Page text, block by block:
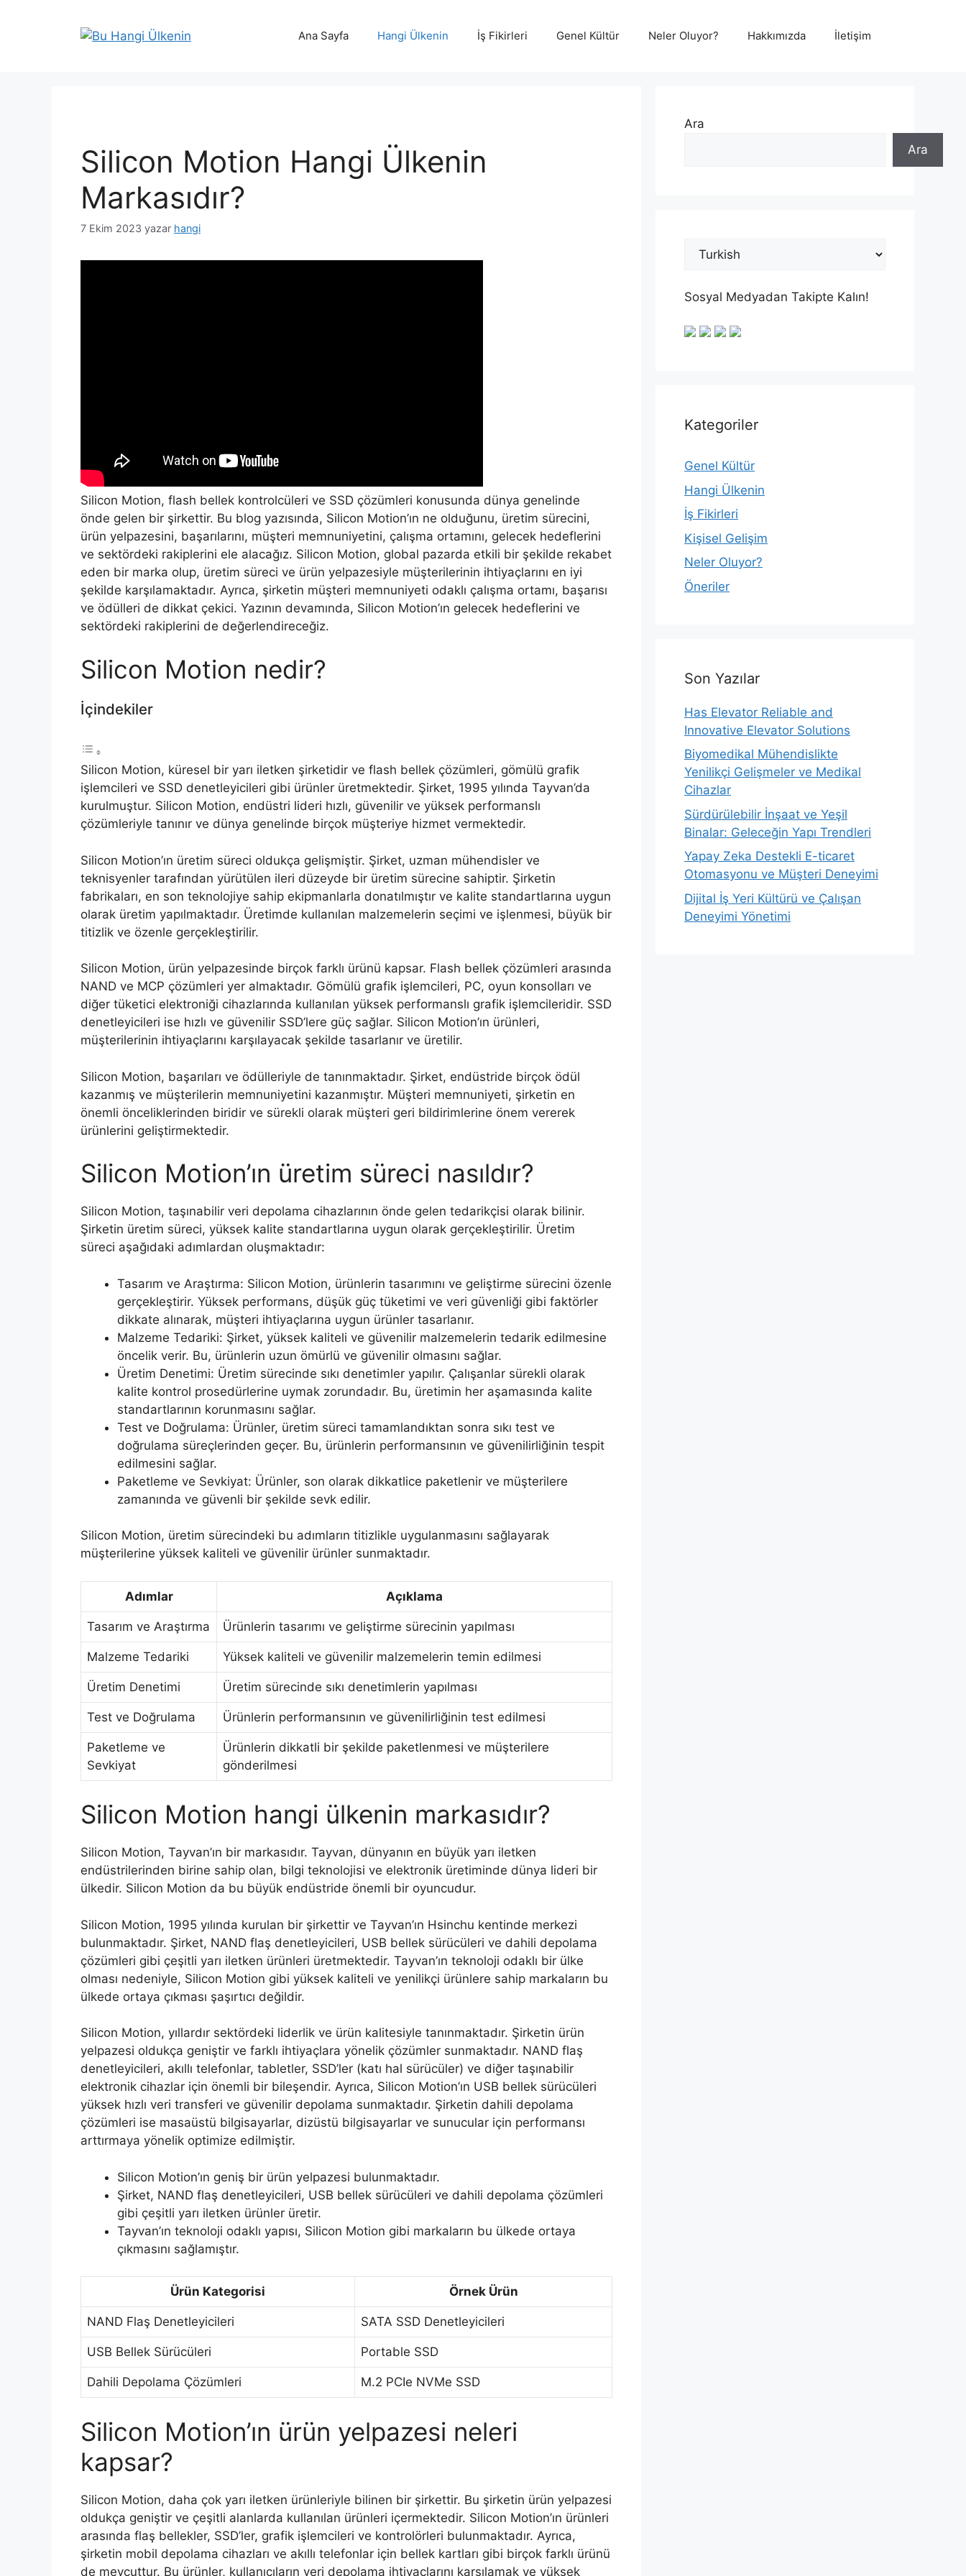
Ana Sayfa Hangi Ülkenin İş Fikirleri Genel Kültür Neler Oluyor? Hakkımızda İletişim
Silicon Motion Hangi Ülkenin
Markasıdır?
7 Ekim 2023 yazar hangi
Silicon Motion, flash bellek kontrolcüleri ve SSD çözümleri konusunda dünya genelinde
önde gelen bir şirkettir. Bu blog yazısında, Silicon Motion’ın ne olduğunu, üretim sürecini,
ürün yelpazesini, başarılarını, müşteri memnuniyetini, çalışma ortamını, gelecek hedeflerini
ve sektördeki rakiplerini ele alacağız. Silicon Motion, global pazarda etkili bir şekilde rekabet
eden bir marka olup, üretim süreci ve ürün yelpazesiyle müşterilerinin ihtiyaçlarını en iyi
şekilde karşılamaktadır. Ayrıca, şirketin müşteri memnuniyeti odaklı çalışma ortamı, başarısı
ve ödülleri de dikkat çekici. Yazının devamında, Silicon Motion’ın gelecek hedeflerini ve
sektördeki rakiplerini de değerlendireceğiz.
Silicon Motion nedir?
İçindekiler
Silicon Motion, küresel bir yarı iletken şirketidir ve flash bellek çözümleri, gömülü grafik
işlemcileri ve SSD denetleyicileri gibi ürünler üretmektedir. Şirket, 1995 yılında Tayvan’da
kurulmuştur. Silicon Motion, endüstri lideri hızlı, güvenilir ve yüksek performanslı
çözümleriyle tanınır ve dünya genelinde birçok müşteriye hizmet vermektedir.
Silicon Motion’ın üretim süreci oldukça gelişmiştir. Şirket, uzman mühendisler ve
teknisyenler tarafından yürütülen ileri düzeyde bir üretim sürecine sahiptir. Şirketin
fabrikaları, en son teknolojiye sahip ekipmanlarla donatılmıştır ve kalite standartlarına uygun
olarak üretim yapılmaktadır. Üretimde kullanılan malzemelerin seçimi ve işlenmesi, büyük bir
titizlik ve özenle gerçekleştirilir.
Silicon Motion, ürün yelpazesinde birçok farklı ürünü kapsar. Flash bellek çözümleri arasında
NAND ve MCP çözümleri yer almaktadır. Gömülü grafik işlemcileri, PC, oyun konsolları ve
diğer tüketici elektroniği cihazlarında kullanılan yüksek performanslı grafik işlemcileridir. SSD
denetleyicileri ise hızlı ve güvenilir SSD’lere güç sağlar. Silicon Motion’ın ürünleri,
müşterilerinin ihtiyaçlarını karşılayacak şekilde tasarlanır ve üretilir.
Silicon Motion, başarıları ve ödülleriyle de tanınmaktadır. Şirket, endüstride birçok ödül
kazanmış ve müşterilerin memnuniyetini kazanmıştır. Müşteri memnuniyeti, şirketin en
önemli önceliklerinden biridir ve sürekli olarak müşteri geri bildirimlerine önem vererek
ürünlerini geliştirmektedir.
Silicon Motion’ın üretim süreci nasıldır?
Silicon Motion, taşınabilir veri depolama cihazlarının önde gelen tedarikçisi olarak bilinir.
Şirketin üretim süreci, yüksek kalite standartlarına uygun olarak gerçekleştirilir. Üretim
süreci aşağıdaki adımlardan oluşmaktadır:
Tasarım ve Araştırma: Silicon Motion, ürünlerin tasarımını ve geliştirme sürecini özenle
gerçekleştirir. Yüksek performans, düşük güç tüketimi ve veri güvenliği gibi faktörler
dikkate alınarak, müşteri ihtiyaçlarına uygun ürünler tasarlanır.
Malzeme Tedariki: Şirket, yüksek kaliteli ve güvenilir malzemelerin tedarik edilmesine
öncelik verir. Bu, ürünlerin uzun ömürlü ve güvenilir olmasını sağlar.
Üretim Denetimi: Üretim sürecinde sıkı denetimler yapılır. Çalışanlar sürekli olarak
kalite kontrol prosedürlerine uymak zorundadır. Bu, üretimin her aşamasında kalite
standartlarının korunmasını sağlar.
Test ve Doğrulama: Ürünler, üretim süreci tamamlandıktan sonra sıkı test ve
doğrulama süreçlerinden geçer. Bu, ürünlerin performansının ve güvenilirliğinin tespit
edilmesini sağlar.
Paketleme ve Sevkiyat: Ürünler, son olarak dikkatlice paketlenir ve müşterilere
zamanında ve güvenli bir şekilde sevk edilir.
Silicon Motion, üretim sürecindeki bu adımların titizlikle uygulanmasını sağlayarak
müşterilerine yüksek kaliteli ve güvenilir ürünler sunmaktadır.
Adımlar Açıklama
Tasarım ve Araştırma Ürünlerin tasarımı ve geliştirme sürecinin yapılması
Malzeme Tedariki Yüksek kaliteli ve güvenilir malzemelerin temin edilmesi
Üretim Denetimi Üretim sürecinde sıkı denetimlerin yapılması
Test ve Doğrulama Ürünlerin performansının ve güvenilirliğinin test edilmesi
Paketleme ve
Sevkiyat
Ürünlerin dikkatli bir şekilde paketlenmesi ve müşterilere
gönderilmesi
Silicon Motion hangi ülkenin markasıdır?
Silicon Motion, Tayvan’ın bir markasıdır. Tayvan, dünyanın en büyük yarı iletken
endüstrilerinden birine sahip olan, bilgi teknolojisi ve elektronik üretiminde dünya lideri bir
ülkedir. Silicon Motion da bu büyük endüstride önemli bir oyuncudur.
Silicon Motion, 1995 yılında kurulan bir şirkettir ve Tayvan’ın Hsinchu kentinde merkezi
bulunmaktadır. Şirket, NAND flaş denetleyicileri, USB bellek sürücüleri ve dahili depolama
çözümleri gibi çeşitli yarı iletken ürünleri üretmektedir. Tayvan’ın teknoloji odaklı bir ülke
olması nedeniyle, Silicon Motion gibi yüksek kaliteli ve yenilikçi ürünlere sahip markaların bu
ülkede ortaya çıkması şaşırtıcı değildir.
Silicon Motion, yıllardır sektördeki liderlik ve ürün kalitesiyle tanınmaktadır. Şirketin ürün
yelpazesi oldukça geniştir ve farklı ihtiyaçlara yönelik çözümler sunmaktadır. NAND flaş
denetleyicileri, akıllı telefonlar, tabletler, SSD’ler (katı hal sürücüler) ve diğer taşınabilir
elektronik cihazlar için önemli bir bileşendir. Ayrıca, Silicon Motion’ın USB bellek sürücüleri
yüksek hızlı veri transferi ve güvenilir depolama sunmaktadır. Şirketin dahili depolama
çözümleri ise masaüstü bilgisayarlar, dizüstü bilgisayarlar ve sunucular için performansı
arttırmaya yönelik optimize edilmiştir.
Silicon Motion’ın geniş bir ürün yelpazesi bulunmaktadır.
Şirket, NAND flaş denetleyicileri, USB bellek sürücüleri ve dahili depolama çözümleri
gibi çeşitli yarı iletken ürünler üretir.
Tayvan’ın teknoloji odaklı yapısı, Silicon Motion gibi markaların bu ülkede ortaya
çıkmasını sağlamıştır.
Ürün Kategorisi Örnek Ürün
NAND Flaş Denetleyicileri SATA SSD Denetleyicileri
USB Bellek Sürücüleri Portable SSD
Dahili Depolama Çözümleri M.2 PCIe NVMe SSD
Silicon Motion’ın ürün yelpazesi neleri
kapsar?
Silicon Motion, daha çok yarı iletken ürünleriyle bilinen bir şirkettir. Bu şirketin ürün yelpazesi
oldukça geniştir ve çeşitli alanlarda kullanılan ürünleri içermektedir. Silicon Motion’ın ürünleri
arasında flaş bellekler, SSD’ler, grafik işlemcileri ve kontrolörleri bulunmaktadır. Ayrıca,
şirketin mobil depolama cihazları ve akıllı telefonlar için bellek kartları gibi birçok farklı ürünü
de mevcuttur. Bu ürünler, kullanıcıların veri depolama ihtiyaçlarını karşılamak ve yüksek
Ara
Ara
Sosyal Medyadan Takipte Kalın!
Kategoriler
Genel Kültür
Hangi Ülkenin
İş Fikirleri
Kişisel Gelişim
Neler Oluyor?
Öneriler
Son Yazılar
Has Elevator Reliable and
Innovative Elevator Solutions
Biyomedikal Mühendislikte
Yenilikçi Gelişmeler ve Medikal
Cihazlar
Sürdürülebilir İnşaat ve Yeşil
Binalar: Geleceğin Yapı Trendleri
Yapay Zeka Destekli E-ticaret
Otomasyonu ve Müşteri Deneyimi
Dijital İş Yeri Kültürü ve Çalışan
Deneyimi Yönetimi